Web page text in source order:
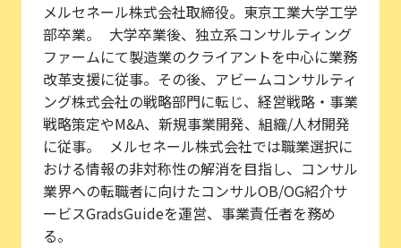
メルセネール株式会社取締役。東京工業大学工学
部卒業。 大学卒業後、独立系コンサルティング
ファームにて製造業のクライアントを中心に業務
改革支援に従事。その後、アビームコンサルティ
ング株式会社の戦略部門に転じ、経営戦略・事業
戦略策定やM&A、新規事業開発、組織/人材開発
に従事。 メルセネール株式会社では職業選択に
おける情報の非対称性の解消を目指し、コンサル
業界への転職者に向けたコンサルOB/OG紹介サ
ービスGradsGuideを運営、事業責任者を務め
る。